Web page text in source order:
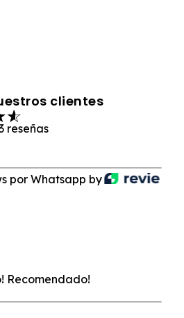
clientes
reseñas
por Whatsapp by
Recomendado!